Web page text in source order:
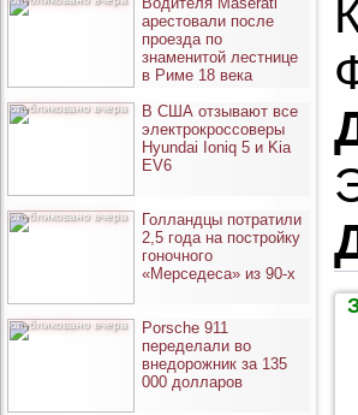
арестовали после
проезда по
знаменитой лестнице
в Риме 18 века
опубликовано вчера
В США отзывают все
электрокроссоверы
Hyundai Ioniq 5 и Kia
EV6
опубликовано вчера
Голландцы потратили
2,5 года на постройку
гоночного
«Мерседеса» из 90-х
опубликовано вчера
Porsche 911
переделали во
внедорожник за 135
000 долларов